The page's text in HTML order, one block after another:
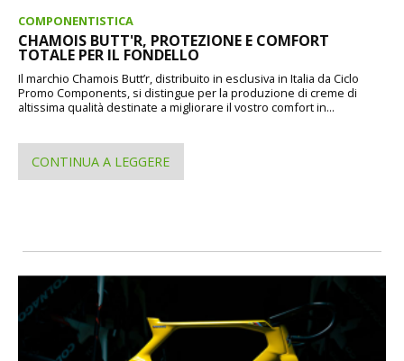
COMPONENTISTICA
CHAMOIS BUTT'R, PROTEZIONE E COMFORT
TOTALE PER IL FONDELLO
Il marchio Chamois Butt’r, distribuito in esclusiva in Italia da Ciclo
Promo Components, si distingue per la produzione di creme di
altissima qualità destinate a migliorare il vostro comfort in...
CONTINUA A LEGGERE